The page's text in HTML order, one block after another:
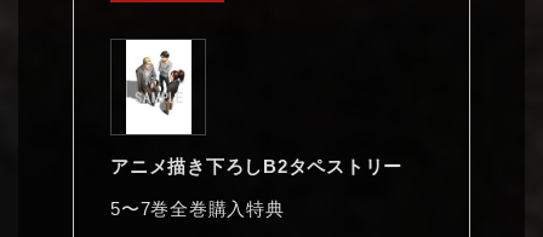
アニメ描き下ろしB2タペストリー
5〜7巻全巻購入特典